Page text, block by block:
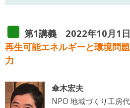
第1講義 2022年10月1
再生可能エネルギーと環境問
力
傘木宏夫
NPO 地域づくり工房